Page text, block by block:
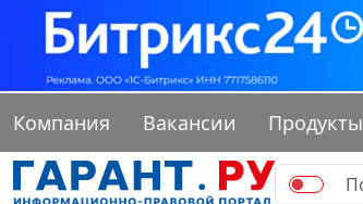
Компания Вакансии Продукты